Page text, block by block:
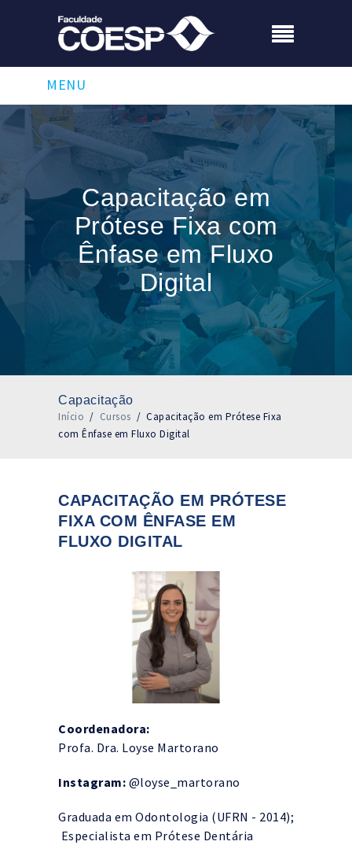
MENU
Capacitação em
Prótese Fixa com
Ênfase em Fluxo
Digital
Capacitação
Início / Cursos / Capacitação em Prótese Fixa
com Ênfase em Fluxo Digital
CAPACITAÇÃO EM PRÓTESE
FIXA COM ÊNFASE EM
FLUXO DIGITAL
Coordenadora:
Profa. Dra. Loyse Martorano
Instagram: @loyse_martorano
Graduada em Odontologia (UFRN - 2014);
Especialista em Prótese Dentária